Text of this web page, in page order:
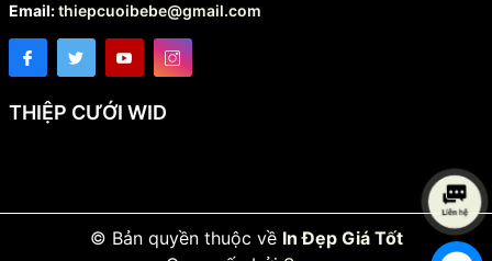
Email:thiepcuoibebe@gmail.com
THIỆP CƯỚI WID
© Bản quyền thuộc về In Đẹp Giá Tốt